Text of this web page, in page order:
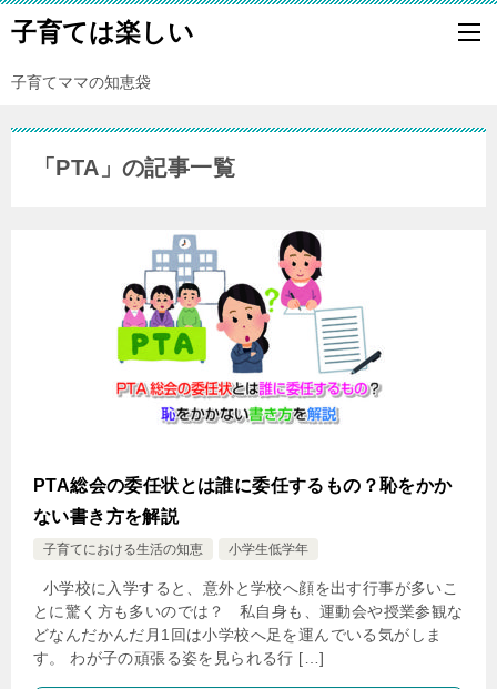
子育ては楽しい
子育てママの知恵袋
「PTA」の記事一覧
PTA総会の委任状とは誰に委任するもの？恥をかか
ない書き方を解説
子育てにおける生活の知恵 小学生低学年
小学校に入学すると、意外と学校へ顔を出す行事が多いこ
とに驚く方も多いのでは？ 私自身も、運動会や授業参観な
どなんだかんだ月1回は小学校へ足を運んでいる気がしま
す。 わが子の頑張る姿を見られる行 […]